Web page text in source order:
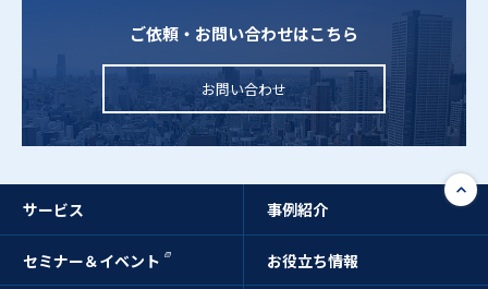
ご依頼・お問い合わせはこちら
お問い合わせ
サービス 事例紹介
セミナー＆イベント お役立ち情報